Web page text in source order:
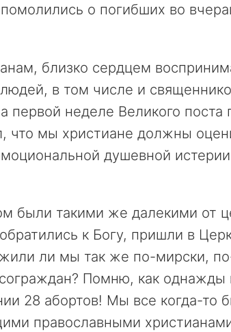
о погибших во
близко сердцем
в том числе и
неделе Великого поста
что мы христиане должны
душевной
были такими же далекими от
к Богу, пришли в
ли мы так же по-мирски,
Помню, как однажды
28 абортов! Мы все когда-то
православными